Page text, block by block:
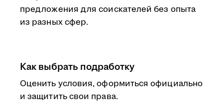
предложения для соискателей без опыта
из разных сфер.
Как выбрать подработку
Оценить условия, оформиться официально
и защитить свои права.